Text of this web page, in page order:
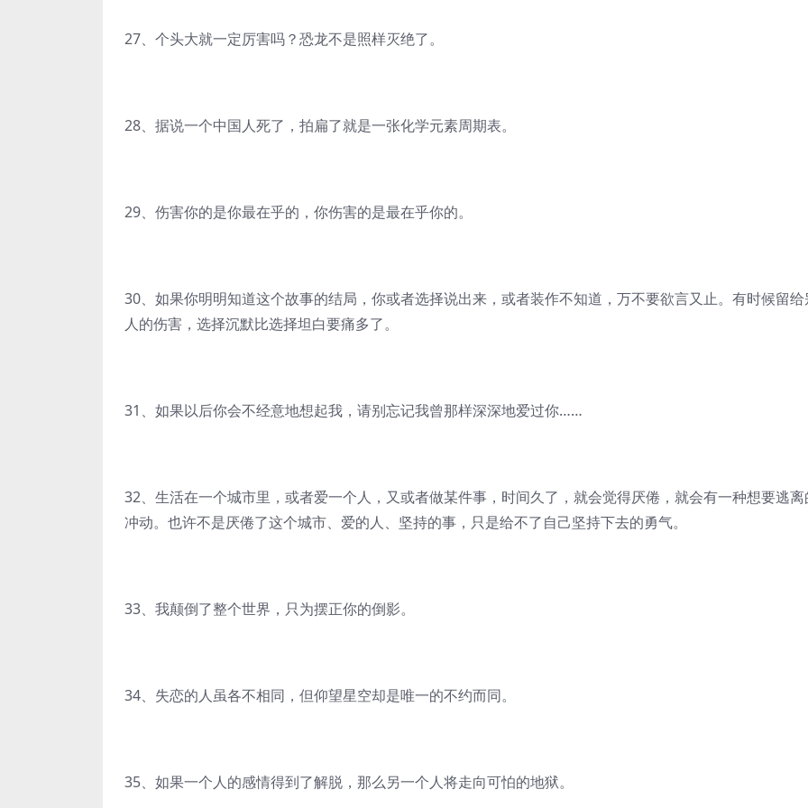
27、个头大就一定厉害吗？恐龙不是照样灭绝了。
28、据说一个中国人死了，拍扁了就是一张化学元素周期表。
29、伤害你的是你最在乎的，你伤害的是最在乎你的。
30、如果你明明知道这个故事的结局，你或者选择说出来，或者装作不知道，万不要欲言又止。有时候留给
人的伤害，选择沉默比选择坦白要痛多了。
31、如果以后你会不经意地想起我，请别忘记我曾那样深深地爱过你……
32、生活在一个城市里，或者爱一个人，又或者做某件事，时间久了，就会觉得厌倦，就会有一种想要逃离
冲动。也许不是厌倦了这个城市、爱的人、坚持的事，只是给不了自己坚持下去的勇气。
33、我颠倒了整个世界，只为摆正你的倒影。
34、失恋的人虽各不相同，但仰望星空却是唯一的不约而同。
35、如果一个人的感情得到了解脱，那么另一个人将走向可怕的地狱。